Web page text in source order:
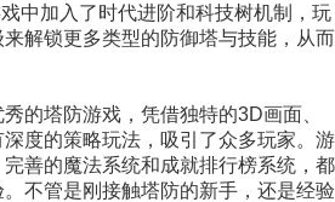
中加入了时代进阶和科技树机制，玩
解锁更多类型的防御塔与技能，从而
的塔防游戏，凭借独特的3D画面、
度的策略玩法，吸引了众多玩家。游
善的魔法系统和成就排行榜系统，都
不管是刚接触塔防的新手，还是经验